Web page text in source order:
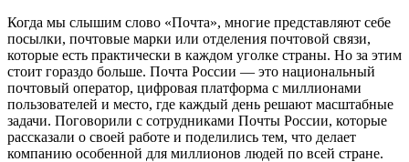
Когда мы слышим слово «Почта», многие представляют себе
посылки, почтовые марки или отделения почтовой связи,
которые есть практически в каждом уголке страны. Но за этим
стоит гораздо больше. Почта России — это национальный
почтовый оператор, цифровая платформа с миллионами
пользователей и место, где каждый день решают масштабные
задачи. Поговорили с сотрудниками Почты России, которые
рассказали о своей работе и поделились тем, что делает
компанию особенной для миллионов людей по всей стране.